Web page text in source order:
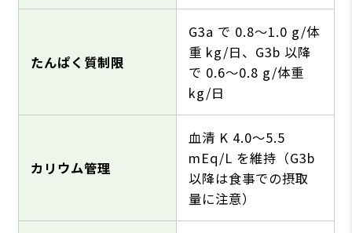
たんぱく質制限
G3a で 0.8〜1.0 g/体
重 kg/⽇、G3b 以降
で 0.6〜0.8 g/体重
kg/⽇
カリウム管理
⾎清 K 4.0〜5.5
mEq/L を維持（G3b
以降は⾷事での摂取
量に注意）